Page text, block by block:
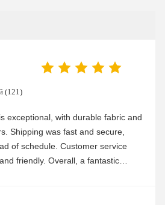
(121)
exceptional, with durable fabric and
Shipping was fast and secure,
of schedule. Customer service
friendly. Overall, a fantastic